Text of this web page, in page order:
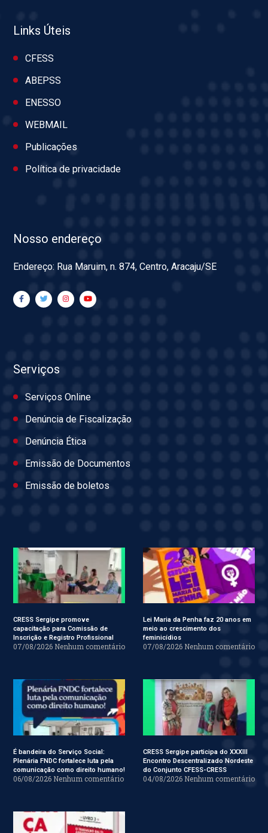
Links Úteis
CFESS
ABEPSS
ENESSO
WEBMAIL
Publicações
Política de privacidade
Nosso endereço
Endereço: Rua Maruim, n. 874, Centro, Aracaju/SE
Serviços
Serviços Online
Denúncia de Fiscalização
Denúncia Ética
Emissão de Documentos
Emissão de boletos
CRESS Sergipe promove
capacitação para Comissão de
Inscrição e Registro Profissional
07/08/2026 Nenhum comentário
Lei Maria da Penha faz 20 anos em
meio ao crescimento dos
feminicídios
07/08/2026 Nenhum comentário
É bandeira do Serviço Social:
Plenária FNDC fortalece luta pela
comunicação como direito humano!
06/08/2026 Nenhum comentário
CRESS Sergipe participa do XXXIII
Encontro Descentralizado Nordeste
do Conjunto CFESS-CRESS
04/08/2026 Nenhum comentário